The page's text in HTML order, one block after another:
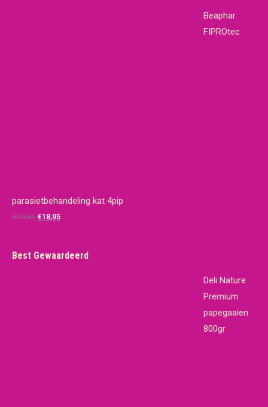
Beaphar
FIPROtec
parasietbehandeling kat 4pip
€19,65 Oorspronkelijke
€19,65.
€18,95Huidige
€18,95.
Best Gewaardeerd
Deli Nature
Premium
papegaaien
800gr